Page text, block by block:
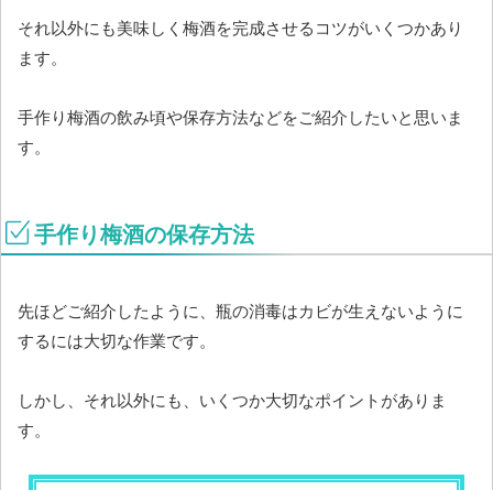
それ以外にも美味しく梅酒を完成させるコツがいくつかあり
ます。
手作り梅酒の飲み頃や保存方法などをご紹介したいと思いま
す。
手作り梅酒の保存方法
先ほどご紹介したように、瓶の消毒はカビが生えないように
するには大切な作業です。
しかし、それ以外にも、いくつか大切なポイントがありま
す。